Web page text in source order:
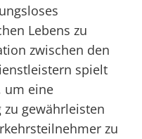
Lebens zu
zwischen den
spielt
um eine
gewährleisten
zu